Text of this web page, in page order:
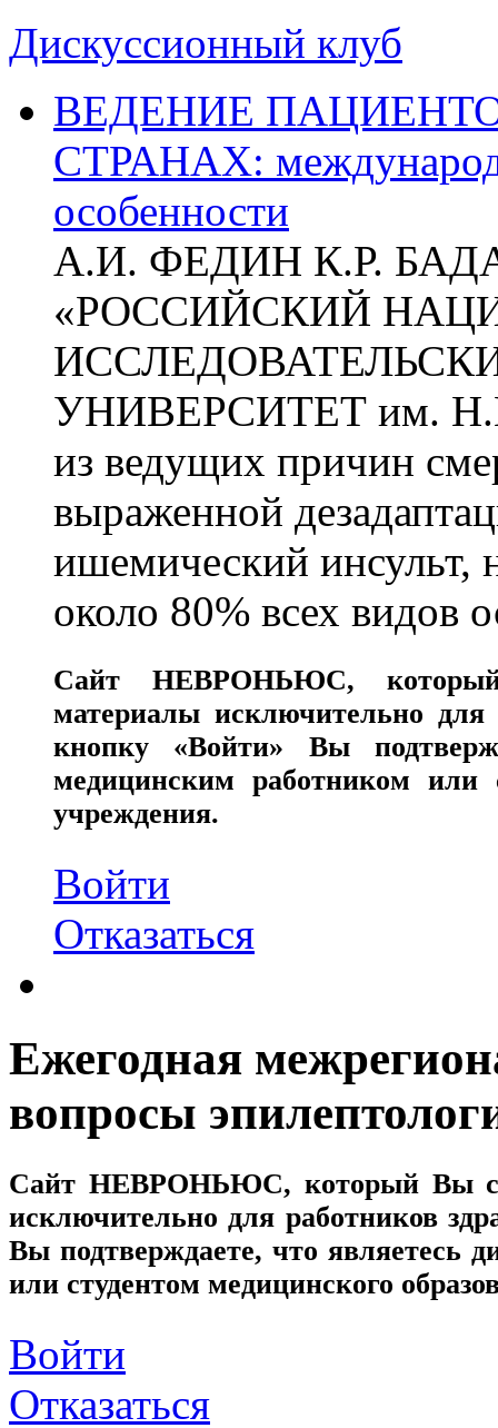
Дискуссионный клуб
ВЕДЕНИЕ
СТРАНАХ:
особенности
А.И. ФЕДИН К.Р.
«РОССИЙСКИЙ
УНИВЕРСИТЕТ им.
из ведущих причин
выраженной
ишемический инсульт,
около 80% всех видов
СайтНЕВРОНЬЮС,
материалы исключительно для
кнопку «Войти» Вы
медицинским работником или
учреждения.
Войти
Отказаться
Ежегодная
вопросы
Сайт НЕВРОНЬЮС, который Вы
исключительно для работников
Вы подтверждаете, что являетесь
или студентом медицинского
Войти
Отказаться